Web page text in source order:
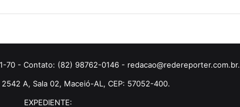
70 - Contato: (82) 98762-0146 - redacao@redereporter.com.br.
A, Sala 02, Maceió-AL, CEP: 57052-400.
EXPEDIENTE: